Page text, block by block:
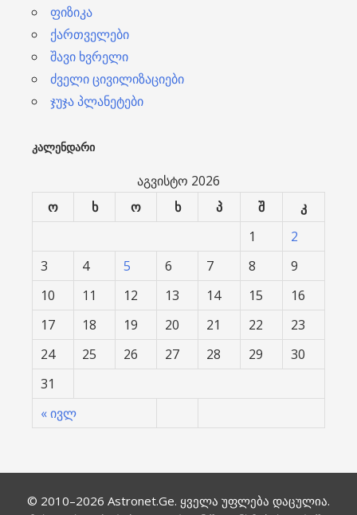
ფიზიკა
ქართველები
შავი ხვრელი
ძველი ცივილიზაციები
ჯუჯა პლანეტები
ᲙᲐᲚᲔᲜᲓᲐᲠᲘ
აგვისტო 2026
ო
ხ ო ხ პ შ კ
« ივლ
1
2
3
4 5 6 7 8
9
10
11 12 13 14 15
16
17
18 19 20 21 22
23
24
25 26 27 28 29
30
31
© 2010–2026 Astronet.Ge. ყველა უფლება დაცულია.